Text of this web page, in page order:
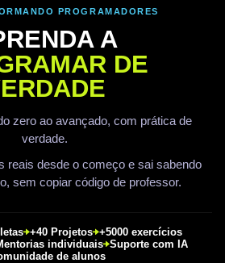
PROGRAMADORES
A
DE
zero ao avançado, com prática de
verdade.
reais desde o começo e sai sabendo
sem copiar código de professor.
+40 Projetos +5000 exercícios
individuais Suporte com IA
de alunos